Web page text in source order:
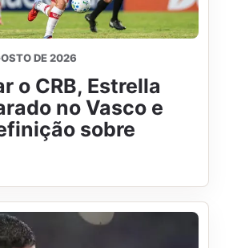
DE 2026
o CRB, Estrella
no Vasco e
sobre